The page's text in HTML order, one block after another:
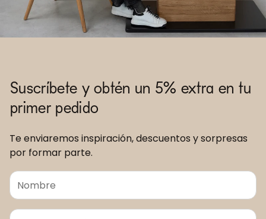
Suscríbete y obtén un 5% extra en tu
primer pedido
Te enviaremos inspiración, descuentos y sorpresas
por formar parte.